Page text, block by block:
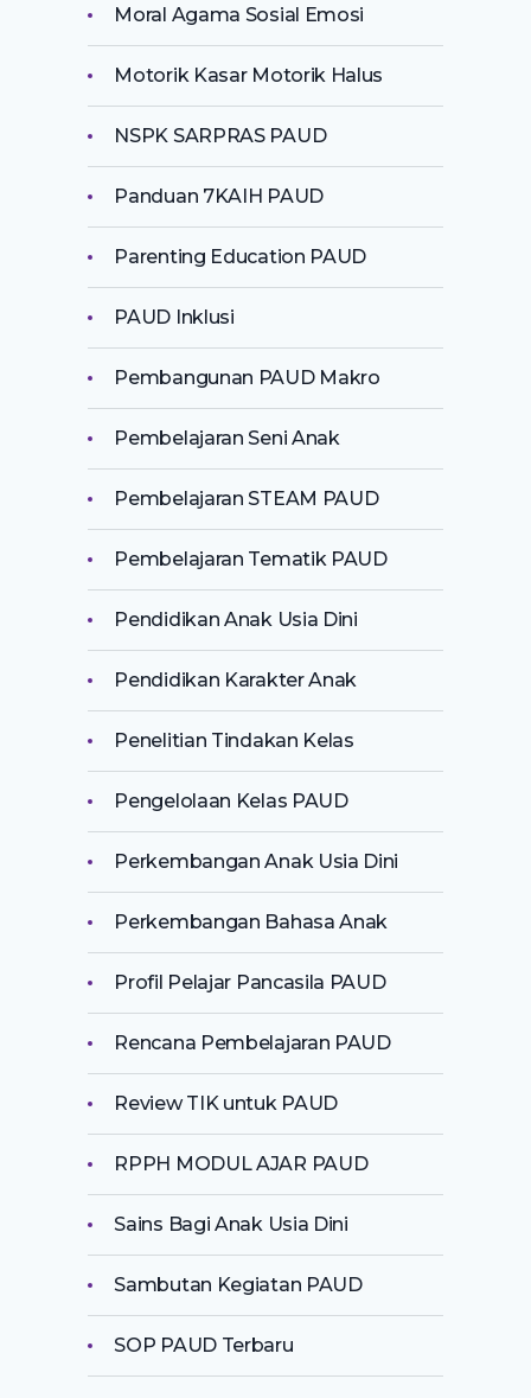
Moral Agama Sosial Emosi
Motorik Kasar Motorik Halus
NSPK SARPRAS PAUD
Panduan 7KAIH PAUD
Parenting Education PAUD
PAUD Inklusi
Pembangunan PAUD Makro
Pembelajaran Seni Anak
Pembelajaran STEAM PAUD
Pembelajaran Tematik PAUD
Pendidikan Anak Usia Dini
Pendidikan Karakter Anak
Penelitian Tindakan Kelas
Pengelolaan Kelas PAUD
Perkembangan Anak Usia Dini
Perkembangan Bahasa Anak
Profil Pelajar Pancasila PAUD
Rencana Pembelajaran PAUD
Review TIK untuk PAUD
RPPH MODUL AJAR PAUD
Sains Bagi Anak Usia Dini
Sambutan Kegiatan PAUD
SOP PAUD Terbaru